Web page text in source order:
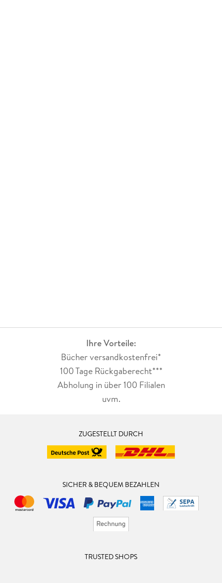
Ihre Vorteile:
Bücher versandkostenfrei*
100 Tage Rückgaberecht***
Abholung in über 100 Filialen
uvm.
ZUGESTELLT DURCH
SICHER & BEQUEM BEZAHLEN
TRUSTED SHOPS